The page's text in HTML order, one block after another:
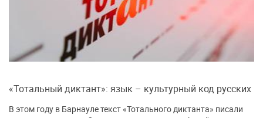
«Тотальный диктант»: язык – культурный код русских
В этом году в Барнауле текст «Тотального диктанта» писали